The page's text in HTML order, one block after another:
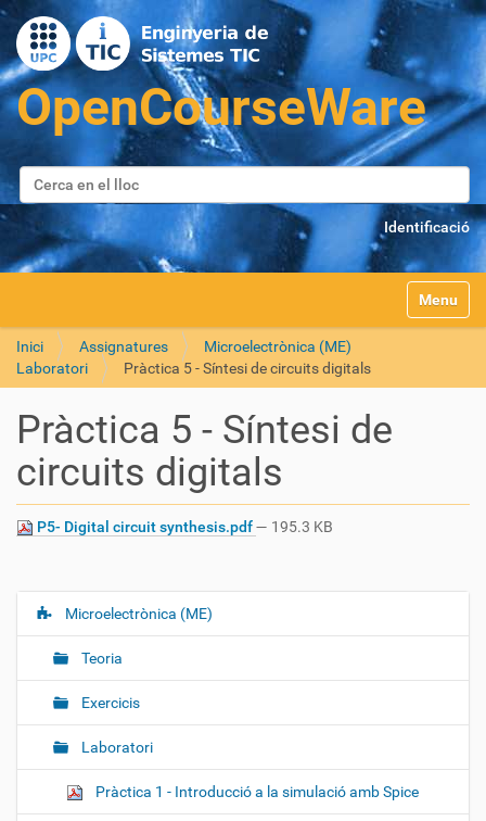
Cerca
Cerca avançada…
Identificació
Toggle
Inici Assignatures
Microelectrònica (ME)
Laboratori
Pràctica 5 - Síntesi de circuits digitals
Pràctica 5 - Síntesi de
circuits digitals
P5- Digital circuit synthesis.pdf— 195.3 KB
N
g
i
Microelectrònica (ME)
Teoria
Exercicis
Laboratori
Pràctica 1 - Introducció a la simulació amb Spice